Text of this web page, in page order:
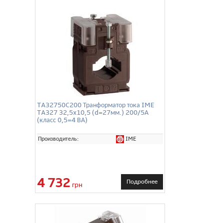
TA32750C200 Транформатор тока IME
TA327 32,5x10,5 (d=27мм.) 200/5А
(класс 0,5=4 ВА)
Производитель: IME
4 732 грн Подробнее